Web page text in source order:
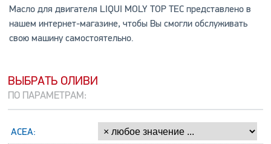
Масло для двигателя LIQUI MOLY TOP TEC представлено в
нашем интернет-магазине, чтобы Вы смогли обслуживать
свою машину самостоятельно.
ВЫБРАТЬ ОЛИВИ
ПО ПАРАМЕТРАМ:
ACEA: